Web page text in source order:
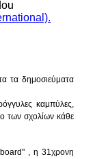
τα δημοσιεύματα
καμπύλες,
των σχολίων κάθε
, η 31χρονη